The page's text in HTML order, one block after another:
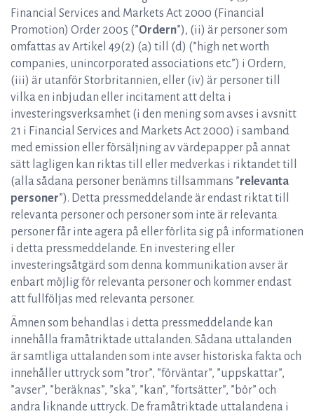
Financial Services and Markets Act 2000 (Financial
Promotion) Order 2005 (”Ordern”), (ii) är personer som
omfattas av Artikel 49(2) (a) till (d) (”high net worth
companies, unincorporated associations etc.”) i Ordern,
(iii) är utanför Storbritannien, eller (iv) är personer till
vilka en inbjudan eller incitament att delta i
investeringsverksamhet (i den mening som avses i avsnitt
21 i Financial Services and Markets Act 2000) i samband
med emission eller försäljning av värdepapper på annat
sätt lagligen kan riktas till eller medverkas i riktandet till
(alla sådana personer benämns tillsammans ”relevanta
personer”). Detta pressmeddelande är endast riktat till
relevanta personer och personer som inte är relevanta
personer får inte agera på eller förlita sig på informationen
i detta pressmeddelande. En investering eller
investeringsåtgärd som denna kommunikation avser är
enbart möjlig för relevanta personer och kommer endast
att fullföljas med relevanta personer.
Ämnen som behandlas i detta pressmeddelande kan
innehålla framåtriktade uttalanden. Sådana uttalanden
är samtliga uttalanden som inte avser historiska fakta och
innehåller uttryck som ”tror”, ”förväntar”, ”uppskattar”,
”avser”, ”beräknas”, ”ska”, ”kan”, ”fortsätter”, ”bör” och
andra liknande uttryck. De framåtriktade uttalandena i